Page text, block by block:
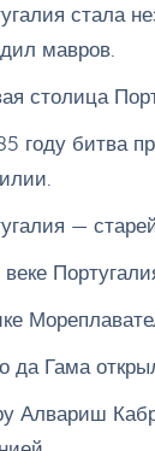
стала
мавров.
столица
году битва
—
да Гама
Алвариш